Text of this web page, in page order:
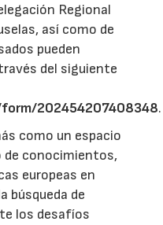
Regional
así como de
pueden
del siguiente
202454207408348.
como un espacio
de conocimientos,
europeas en
búsqueda de
los desafíos